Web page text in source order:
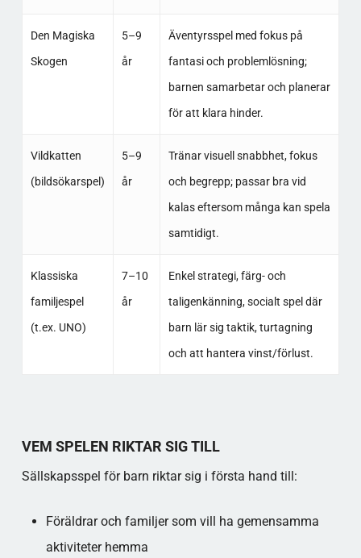
Den Magiska
Skogen
5–9
år
Äventyrsspel med fokus på
fantasi och problemlösning;
barnen samarbetar och planerar
för att klara hinder.​
Vildkatten
(bildsökarspel)
5–9
år
Tränar visuell snabbhet, fokus
och begrepp; passar bra vid
kalas eftersom många kan spela
samtidigt.​
Klassiska
familjespel
(t.ex. UNO)
7–10
år
Enkel strategi, färg- och
taligenkänning, socialt spel där
barn lär sig taktik, turtagning
och att hantera vinst/förlust.​
VEM SPELEN RIKTAR SIG TILL
Sällskapsspel för barn riktar sig i första hand till:
Föräldrar och familjer som vill ha gemensamma
aktiviteter hemma